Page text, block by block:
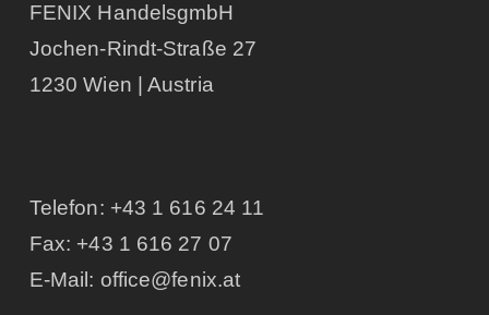
FENIX HandelsgmbH
Jochen-Rindt-Straße 27
1230 Wien | Austria
Telefon: +43 1 616 24 11
Fax: +43 1 616 27 07
E-Mail: office@fenix.at